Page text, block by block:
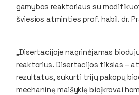
gamybos reaktoriaus su
šviesios atminties prof. habil. dr.
„Disertacijoje nagrinėjamas
reaktorius. Disertacijos tikslas –
rezultatus, sukurti trijų pakopų
mechaninę maišyklę bioįkrovai